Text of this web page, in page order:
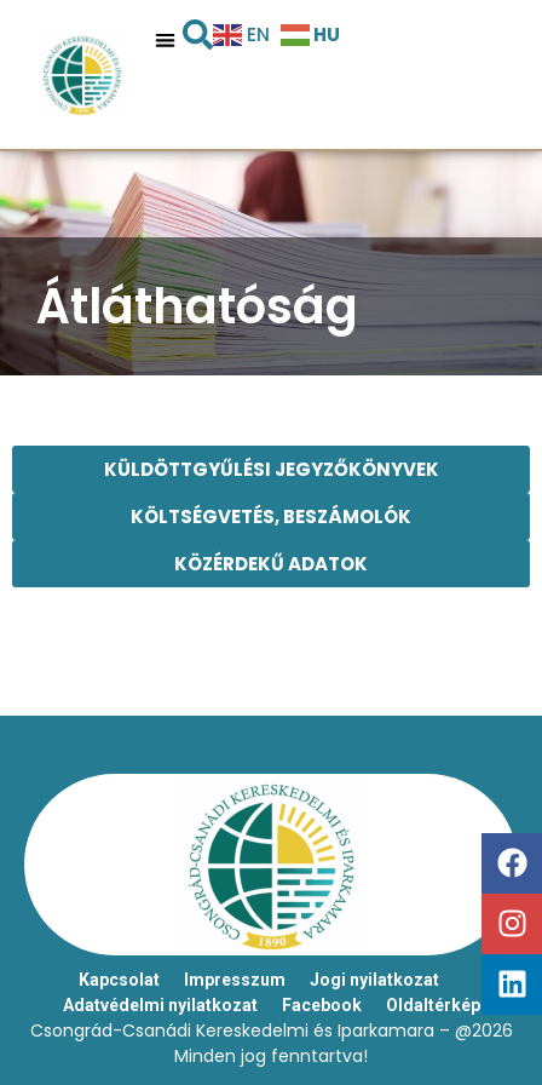
EN HU
Átláthatóság
KÜLDÖTTGYŰLÉSI JEGYZŐKÖNYVEK
KÖLTSÉGVETÉS, BESZÁMOLÓK
KÖZÉRDEKŰ ADATOK
Kapcsolat Impresszum
Jogi nyilatkozat
Adatvédelmi nyilatkozat
Facebook Oldaltérkép
Csongrád-Csanádi Kereskedelmi és Iparkamara – @2026
Minden jog fenntartva!